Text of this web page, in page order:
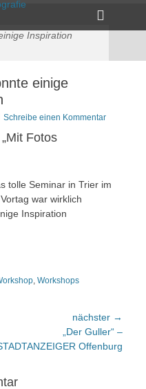
Toggle
Inspiration
einige
Schreibe einen Kommentar
Fotos
tolle Seminar in Trier im
war wirklich
Inspiration
Workshops
nächster →
„Der Guller“ –
Offenburg